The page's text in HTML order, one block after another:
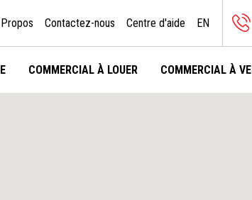
Contactez-nous Centre d'aide EN
COMMERCIAL À LOUER COMMERCIAL À